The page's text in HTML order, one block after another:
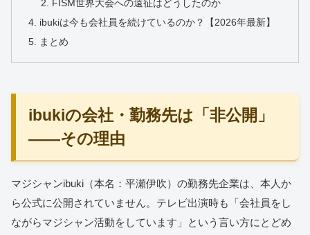
FISM世界大会への遠征はどうしたのか
ibukiは今も会社員を続けているのか？【2026年最新】
まとめ
ibukiの会社・勤務先は「非公開」
——その理由
マジシャンibuki（本名：平瀬伊吹）の勤務先企業は、本人か
ら公式に公開されていません。テレビ出演時も「会社員をし
ながらマジシャン活動をしています」という言い方にとどめ